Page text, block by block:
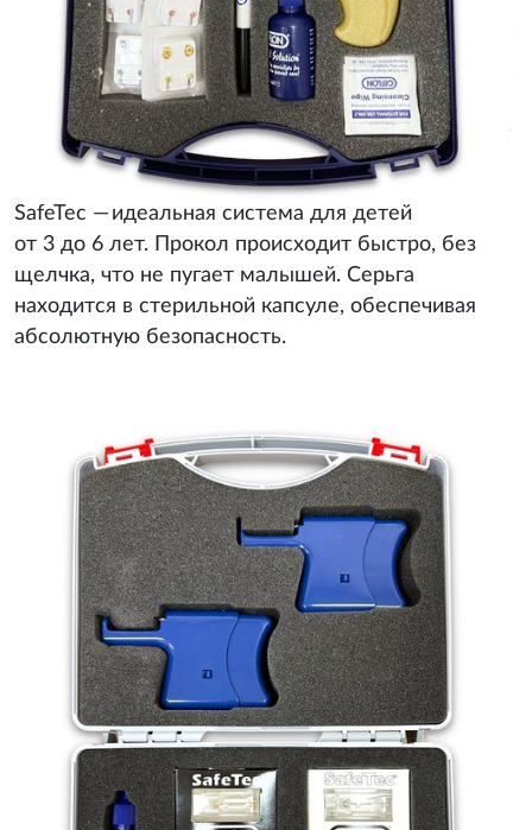
SafeTec — идеальная система для детей
от 3 до 6 лет. Прокол происходит быстро, без
щелчка, что не пугает малышей. Серьга
находится в стерильной капсуле, обеспечивая
абсолютную безопасность.